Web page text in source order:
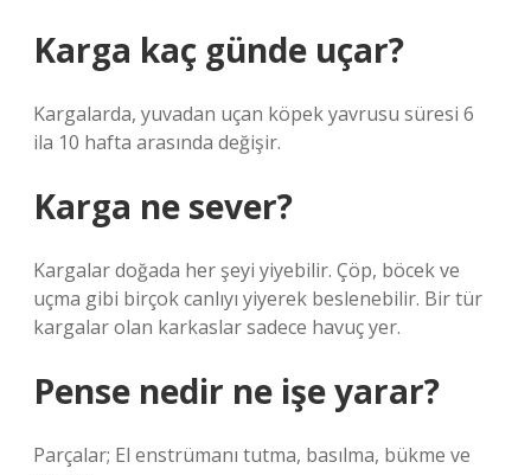
Karga kaç günde uçar?
Kargalarda, yuvadan uçan köpek yavrusu süresi 6
ila 10 hafta arasında değişir.
Karga ne sever?
Kargalar doğada her şeyi yiyebilir. Çöp, böcek ve
uçma gibi birçok canlıyı yiyerek beslenebilir. Bir tür
kargalar olan karkaslar sadece havuç yer.
Pense nedir ne işe yarar?
Parçalar; El enstrümanı tutma, basılma, bükme ve